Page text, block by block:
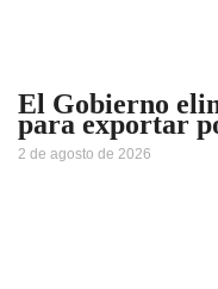
El Gobierno
para exportar
2 de agosto de 2026